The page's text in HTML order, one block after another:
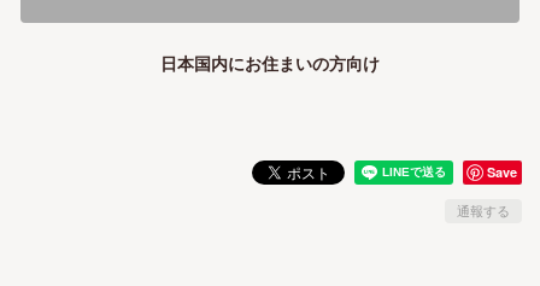
日本国内にお住まいの方向け
Save
通報する